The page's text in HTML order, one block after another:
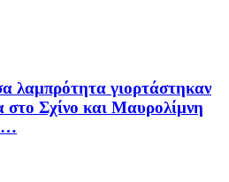
λαμπρότητα γιορτάστηκαν
στο Σχίνο και Μαυρολίμνη